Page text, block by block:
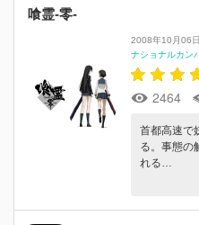
喰霊-零-
2008年10月06
ナショナルカン
2464
首都高速で
る。事態の
れる…